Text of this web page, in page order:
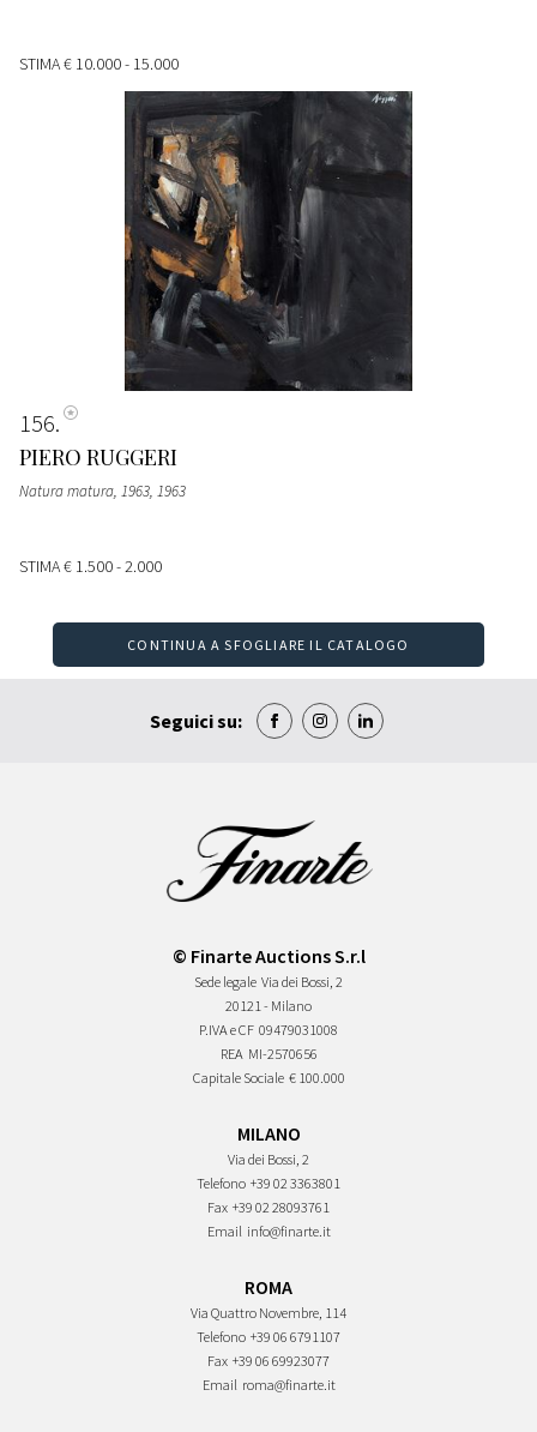
STIMA€ 10.000 - 15.000
156
PIERO RUGGERI
Natura matura, 1963, 1963
STIMA€ 1.500 - 2.000
CONTINUA A SFOGLIARE IL CATALOGO
Seguici su:
© Finarte Auctions S.r.l
Sede legale Via dei Bossi, 2
20121 - Milano
P.IVA e CF 09479031008
REA MI-2570656
Capitale Sociale € 100.000
MILANO
Via dei Bossi, 2
Telefono +39 02 3363801
Fax +39 02 28093761
Email info@finarte.it
ROMA
Via Quattro Novembre, 114
Telefono +39 06 6791107
Fax +39 06 69923077
Email roma@finarte.it